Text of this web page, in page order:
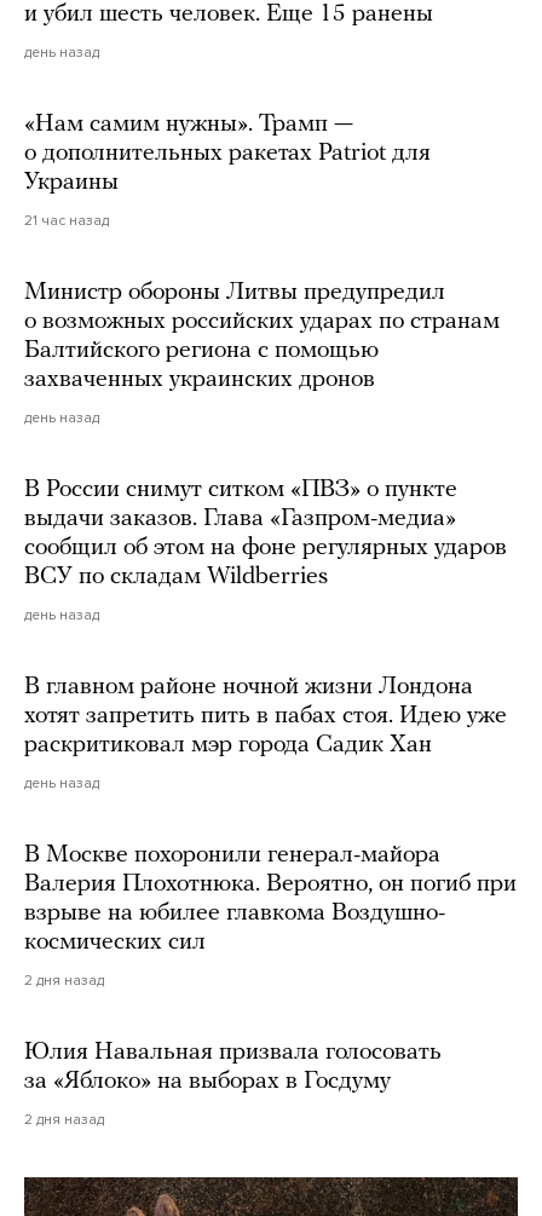
и убил шесть человек. Еще 15 ранены
день назад
«Нам самим нужны». Трамп —
о дополнительных ракетах Patriot для
Украины
21 час назад
Министр обороны Литвы предупредил
о возможных российских ударах по странам
Балтийского региона с помощью
захваченных украинских дронов
день назад
В России снимут ситком «ПВЗ» о пункте
выдачи заказов. Глава «Газпром-медиа»
сообщил об этом на фоне регулярных ударов
ВСУ по складам Wildberries
день назад
В главном районе ночной жизни Лондона
хотят запретить пить в пабах стоя. Идею уже
раскритиковал мэр города Садик Хан
день назад
В Москве похоронили генерал-майора
Валерия Плохотнюка. Вероятно, он погиб при
взрыве на юбилее главкома Воздушно-
космических сил
2 дня назад
Юлия Навальная призвала голосовать
за «Яблоко» на выборах в Госдуму
2 дня назад